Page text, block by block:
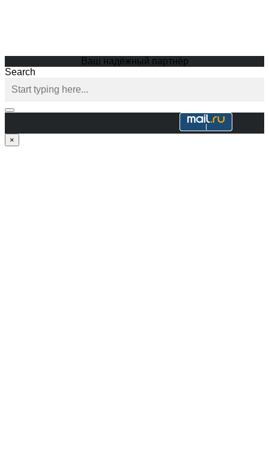
Ваш надёжный партнёр
Search
×